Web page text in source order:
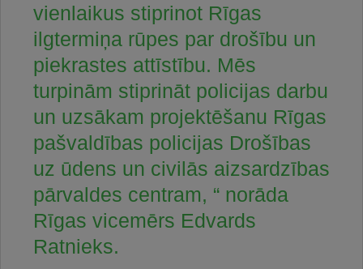
vienlaikus stiprinot Rīgas
ilgtermiņa rūpes par drošību un
piekrastes attīstību. Mēs
turpinām stiprināt policijas darbu
un uzsākam projektēšanu Rīgas
pašvaldības policijas Drošības
uz ūdens un civilās aizsardzības
pārvaldes centram, “ norāda
Rīgas vicemērs Edvards
Ratnieks.